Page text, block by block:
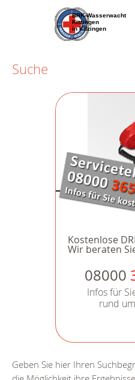
BRK-Wasserwacht
Kitzingen
in Kitzingen
Suche
Kostenlose
Wir beraten
08000
Infos für
rund
Geben Sie hier Ihren